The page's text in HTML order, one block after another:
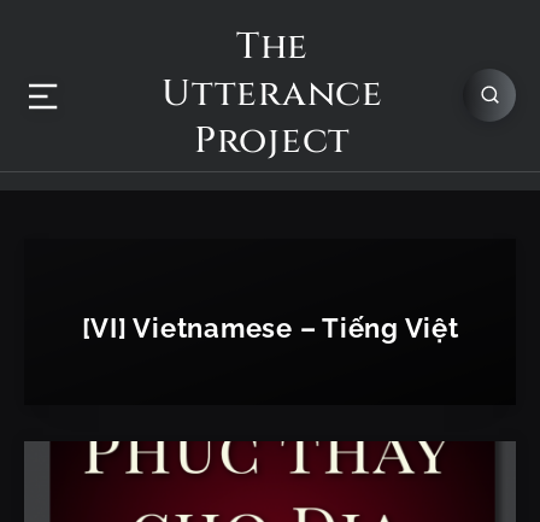
The
Utterance
Project
[VI] Vietnamese – Tiếng Việt